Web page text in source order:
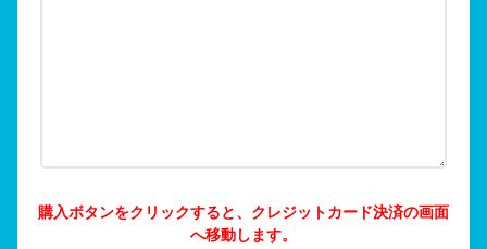
購入ボタンをクリックすると、クレジットカード決済の画面
へ移動します。